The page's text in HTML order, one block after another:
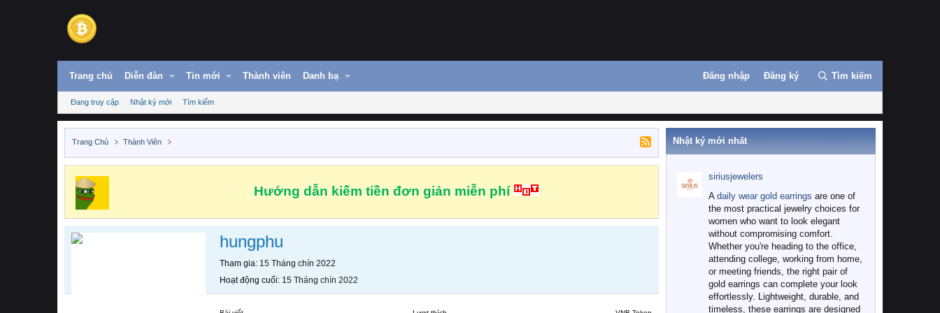
Trang chủ Diễn đàn Tin mới Thành viên Danh bạ Đăng nhập Đăng ký Tìm kiếm
Đang truy cập Nhật ký mới Tìm kiếm
Trang Chủ Thành Viên
Hướng dẫn kiếm tiền đơn giản miễn phí
hungphu
Tham gia 15 Tháng chín 2022
Hoạt động cuối 15 Tháng chín 2022
Nhật ký mới nhất
siriusjewelers
A daily wear gold earrings are one of
the most practical jewelry choices for
women who want to look elegant
without compromising comfort.
Whether you're heading to the office,
attending college, working from home,
or meeting friends, the right pair of
gold earrings can complete your look
effortlessly. Lightweight, durable, and
timeless, these earrings are designed